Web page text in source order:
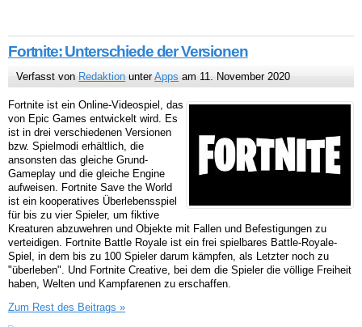
Fortnite: Unterschiede der Versionen
Verfasst von Redaktion unterApps am 11. November 2020
Fortnite ist ein Online-Videospiel, das
von Epic Games entwickelt wird. Es
ist in drei verschiedenen Versionen
bzw. Spielmodi erhältlich, die
ansonsten das gleiche Grund-
Gameplay und die gleiche Engine
aufweisen. Fortnite Save the World
ist ein kooperatives Überlebensspiel
für bis zu vier Spieler, um fiktive
Kreaturen abzuwehren und Objekte mit Fallen und Befestigungen zu
verteidigen. Fortnite Battle Royale ist ein frei spielbares Battle-Royale-
Spiel, in dem bis zu 100 Spieler darum kämpfen, als Letzter noch zu
"überleben". Und Fortnite Creative, bei dem die Spieler die völlige Freiheit
haben, Welten und Kampfarenen zu erschaffen.
Zum Rest des Beitrags »